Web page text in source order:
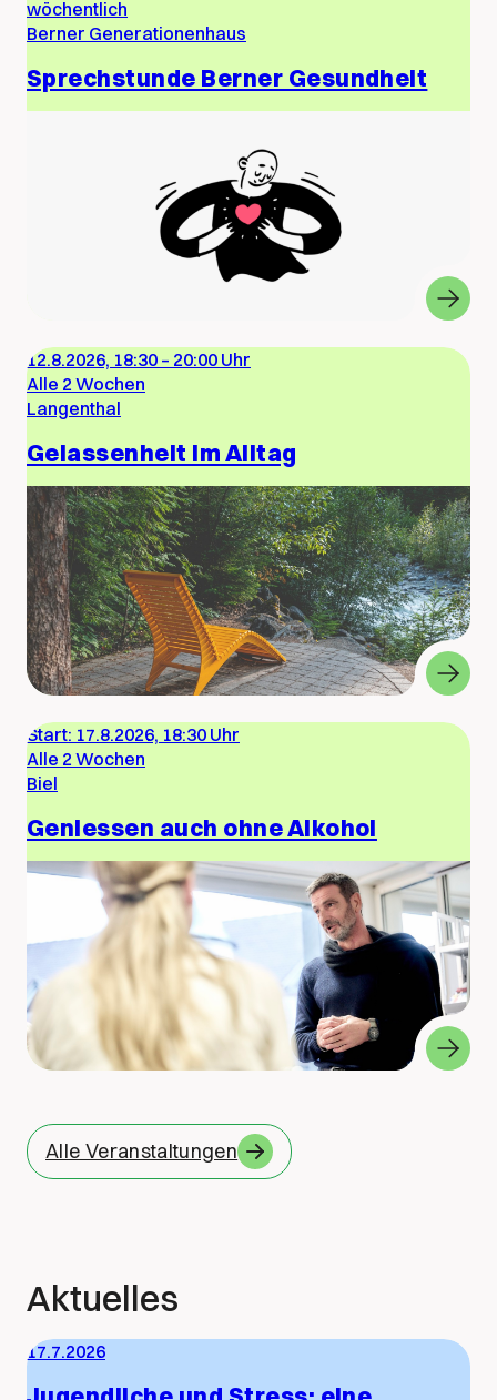
wöchentlich
Berner Generationenhaus
Sprechstunde Berner Gesundheit
12.8.2026, 18:30 – 20:00 Uhr
Alle 2 Wochen
Langenthal
Gelassenheit im Alltag
Start: 17.8.2026, 18:30 Uhr
Alle 2 Wochen
Biel
Geniessen auch ohne Alkohol
Alle Veranstaltungen
Aktuelles
17.7.2026